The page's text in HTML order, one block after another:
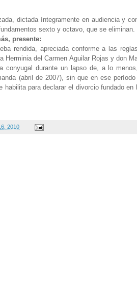
dictada íntegramente en audiencia y
sexto y octavo, que se eliminan.
presente:
rendida, apreciada conforme a las
Herminia del Carmen Aguilar Rojas y don
conyugal durante un lapso de, a lo
(abril de 2007), sin que en ese
habilita para declarar el divorcio fundado
2010